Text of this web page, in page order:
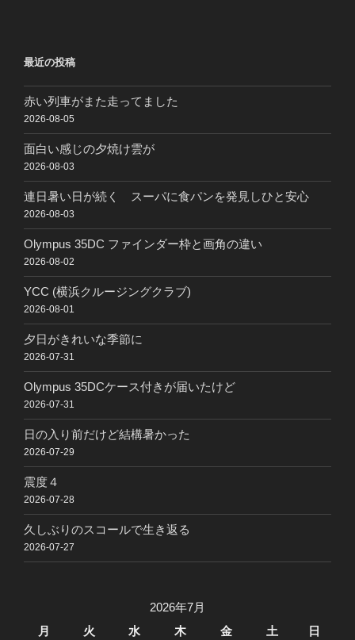
最近の投稿
赤い列車がまた走ってました
2026-08-05
面白い感じの夕焼け雲が
2026-08-03
連日暑い日が続く スーパに食パンを発見しひと安心
2026-08-03
Olympus 35DC ファインダー枠と画角の違い
2026-08-02
YCC (横浜クルージングクラブ)
2026-08-01
夕日がきれいな季節に
2026-07-31
Olympus 35DCケース付きが届いたけど
2026-07-31
日の入り前だけど結構暑かった
2026-07-29
震度４
2026-07-28
久しぶりのスコールで生き返る
2026-07-27
2026年7月
月
火 水 木 金 土 日